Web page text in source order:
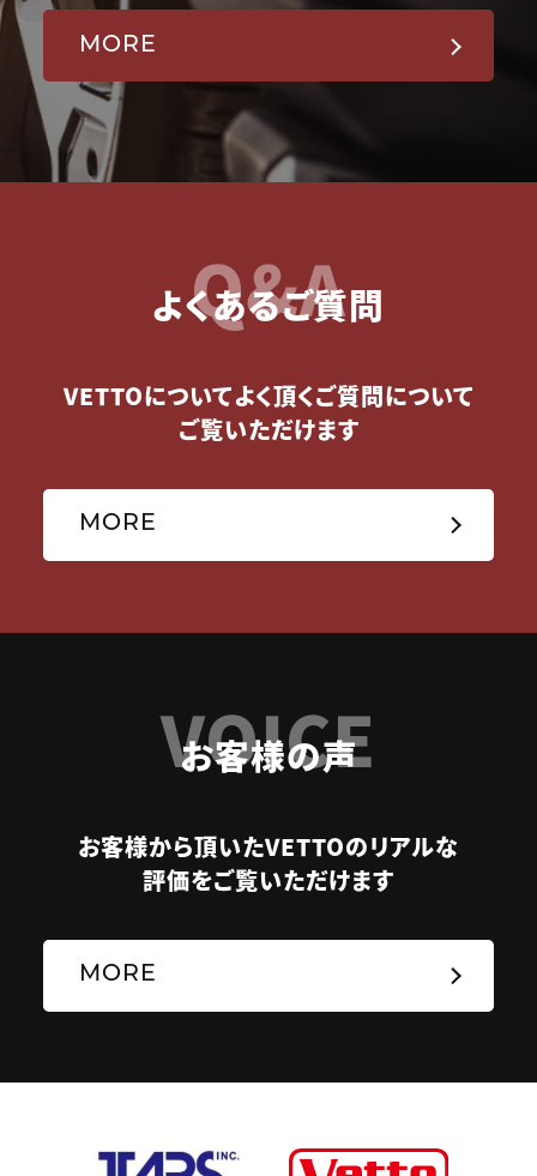
MORE
Q&A
よくあるご質問
VETTOについてよく頂くご質問について
ご覧いただけます
MORE
VOICE
お客様の声
お客様から頂いたVETTOのリアルな
評価をご覧いただけます
MORE